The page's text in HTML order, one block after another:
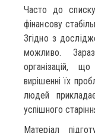
Часто до
фінансову
Згідно з
можливо.
організацій,
вирішенні їх
людей
успішного
Матеріал